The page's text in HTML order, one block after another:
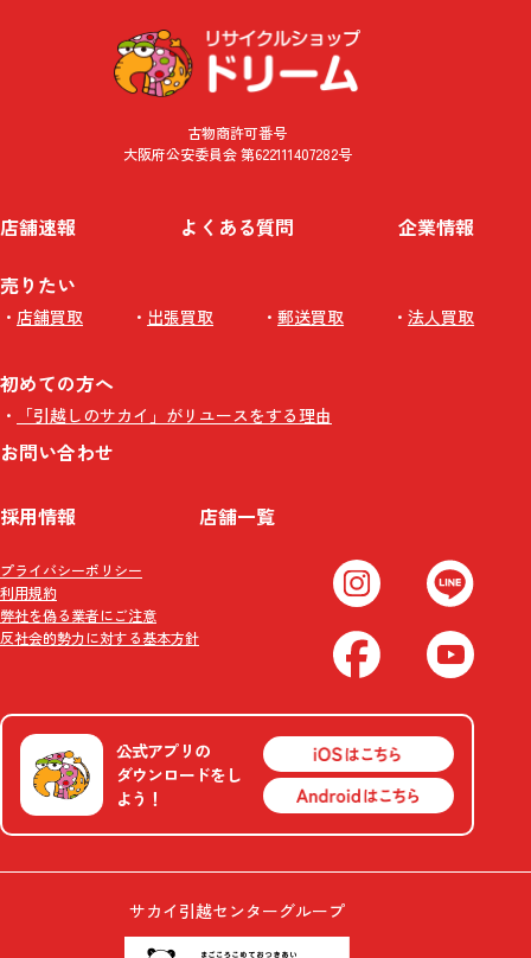
古物商許可番号
大阪府公安委員会 第622111407282号
店舗速報 よくある質問 企業情報
売りたい
店舗買取 出張買取 郵送買取 法人買取
初めての方へ
「引越しのサカイ」がリユースをする理由
お問い合わせ
採用情報 店舗一覧
プライバシーポリシー
利用規約
弊社を偽る業者にご注意
反社会的勢力に対する基本方針
公式アプリの
ダウンロードをし
よう！
サカイ引越センターグループ